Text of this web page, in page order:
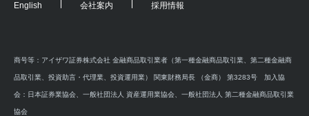
English 会社案内 採用情報
商号等：アイザワ証券株式会社 金融商品取引業者（第一種金融商品取引業、第二種金融商
品取引業、投資助言・代理業、投資運用業） 関東財務局長 （金商） 第3283号 加入協
会：日本証券業協会、一般社団法人 資産運用業協会、一般社団法人 第二種金融商品取引業
協会